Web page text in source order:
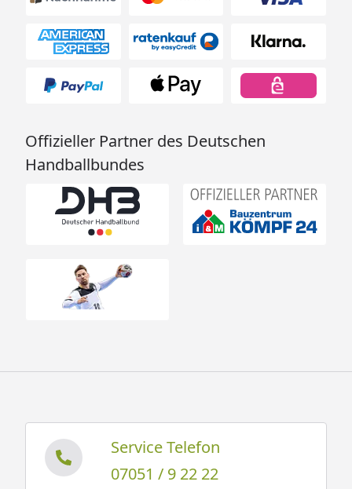
Offizieller Partner des Deutschen
Handballbundes
Service Telefon
07051 / 9 22 22